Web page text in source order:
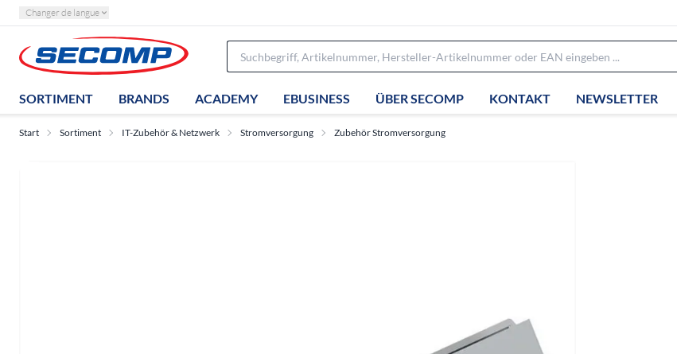
Changer de langue
SORTIMENT BRANDS ACADEMY EBUSINESS ÜBER SECOMP KONTAKT NEWSLETTER
Start Sortiment IT-Zubehör & Netzwerk Stromversorgung Zubehör Stromversorgung